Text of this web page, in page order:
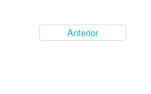
Anterior